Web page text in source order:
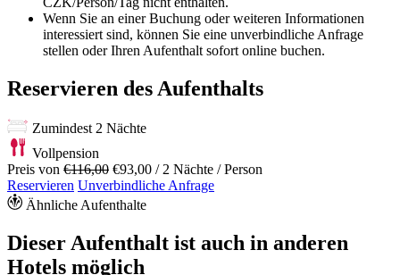
Wenn Sie an einer Buchung oder weiteren Informationen
interessiert sind, können Sie eine unverbindliche Anfrage
stellen oder Ihren Aufenthalt sofort online buchen.
Reservieren des Aufenthalts
Zumindest 2 Nächte
Vollpension
Preis von €116,00 €93,00 / 2 Nächte / Person
Reservieren Unverbindliche Anfrage
Ähnliche Aufenthalte
Dieser Aufenthalt ist auch in anderen
Hotels möglich